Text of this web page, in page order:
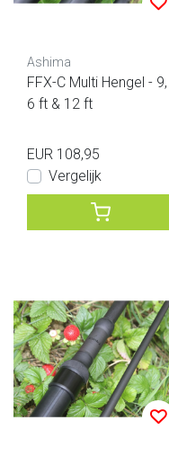
Ashima
FFX-C Multi Hengel - 9,
6 ft & 12 ft
EUR 108,95
Vergelijk